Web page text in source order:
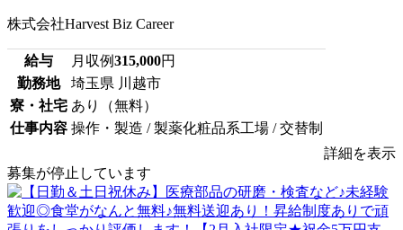
株式会社Harvest Biz Career
給与 月収例315,000円
勤務地
埼玉県 川越市
寮・社宅 あり（無料）
仕事内容 操作・製造 / 製薬化粧品系工場 / 交替制
詳細を表示
募集が停止しています